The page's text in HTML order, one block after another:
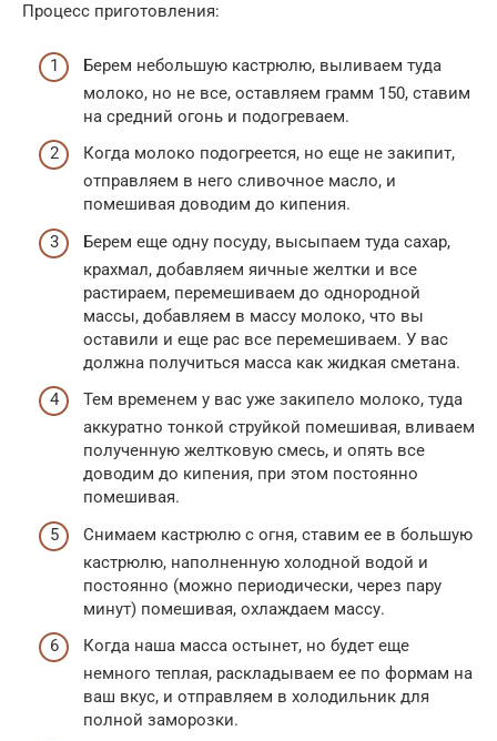
Процесс приготовления:
Берем небольшую кастрюлю, выливаем туда
молоко, но не все, оставляем грамм 150, ставим
на средний огонь и подогреваем.
Когда молоко подогреется, но еще не закипит,
отправляем в него сливочное масло, и
помешивая доводим до кипения.
Берем еще одну посуду, высыпаем туда сахар,
крахмал, добавляем яичные желтки и все
растираем, перемешиваем до однородной
массы, добавляем в массу молоко, что вы
оставили и еще рас все перемешиваем. У вас
должна получиться масса как жидкая сметана.
Тем временем у вас уже закипело молоко, туда
аккуратно тонкой струйкой помешивая, вливаем
полученную желтковую смесь, и опять все
доводим до кипения, при этом постоянно
помешивая.
Снимаем кастрюлю с огня, ставим ее в большую
кастрюлю, наполненную холодной водой и
постоянно (можно периодически, через пару
минут) помешивая, охлаждаем массу.
Когда наша масса остынет, но будет еще
немного теплая, раскладываем ее по формам на
ваш вкус, и отправляем в холодильник для
полной заморозки.